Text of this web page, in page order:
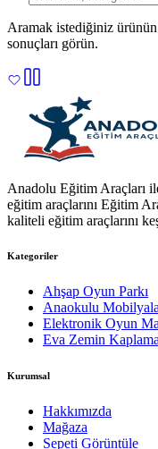
Aramak istediğiniz ürünün
sonuçları görün.
Anadolu Eğitim Araçları
eğitim araçlarını Eğitim
kaliteli eğitim araçlarını
Kategoriler
Ahşap Oyun Parkı
Anaokulu
Elektronik Oyun
Eva Zemin
Kurumsal
Hakkımızda
Mağaza
Sepeti Görüntüle